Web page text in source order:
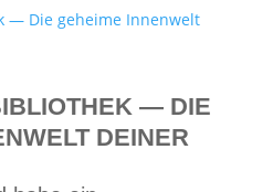
— DIE
DEINER